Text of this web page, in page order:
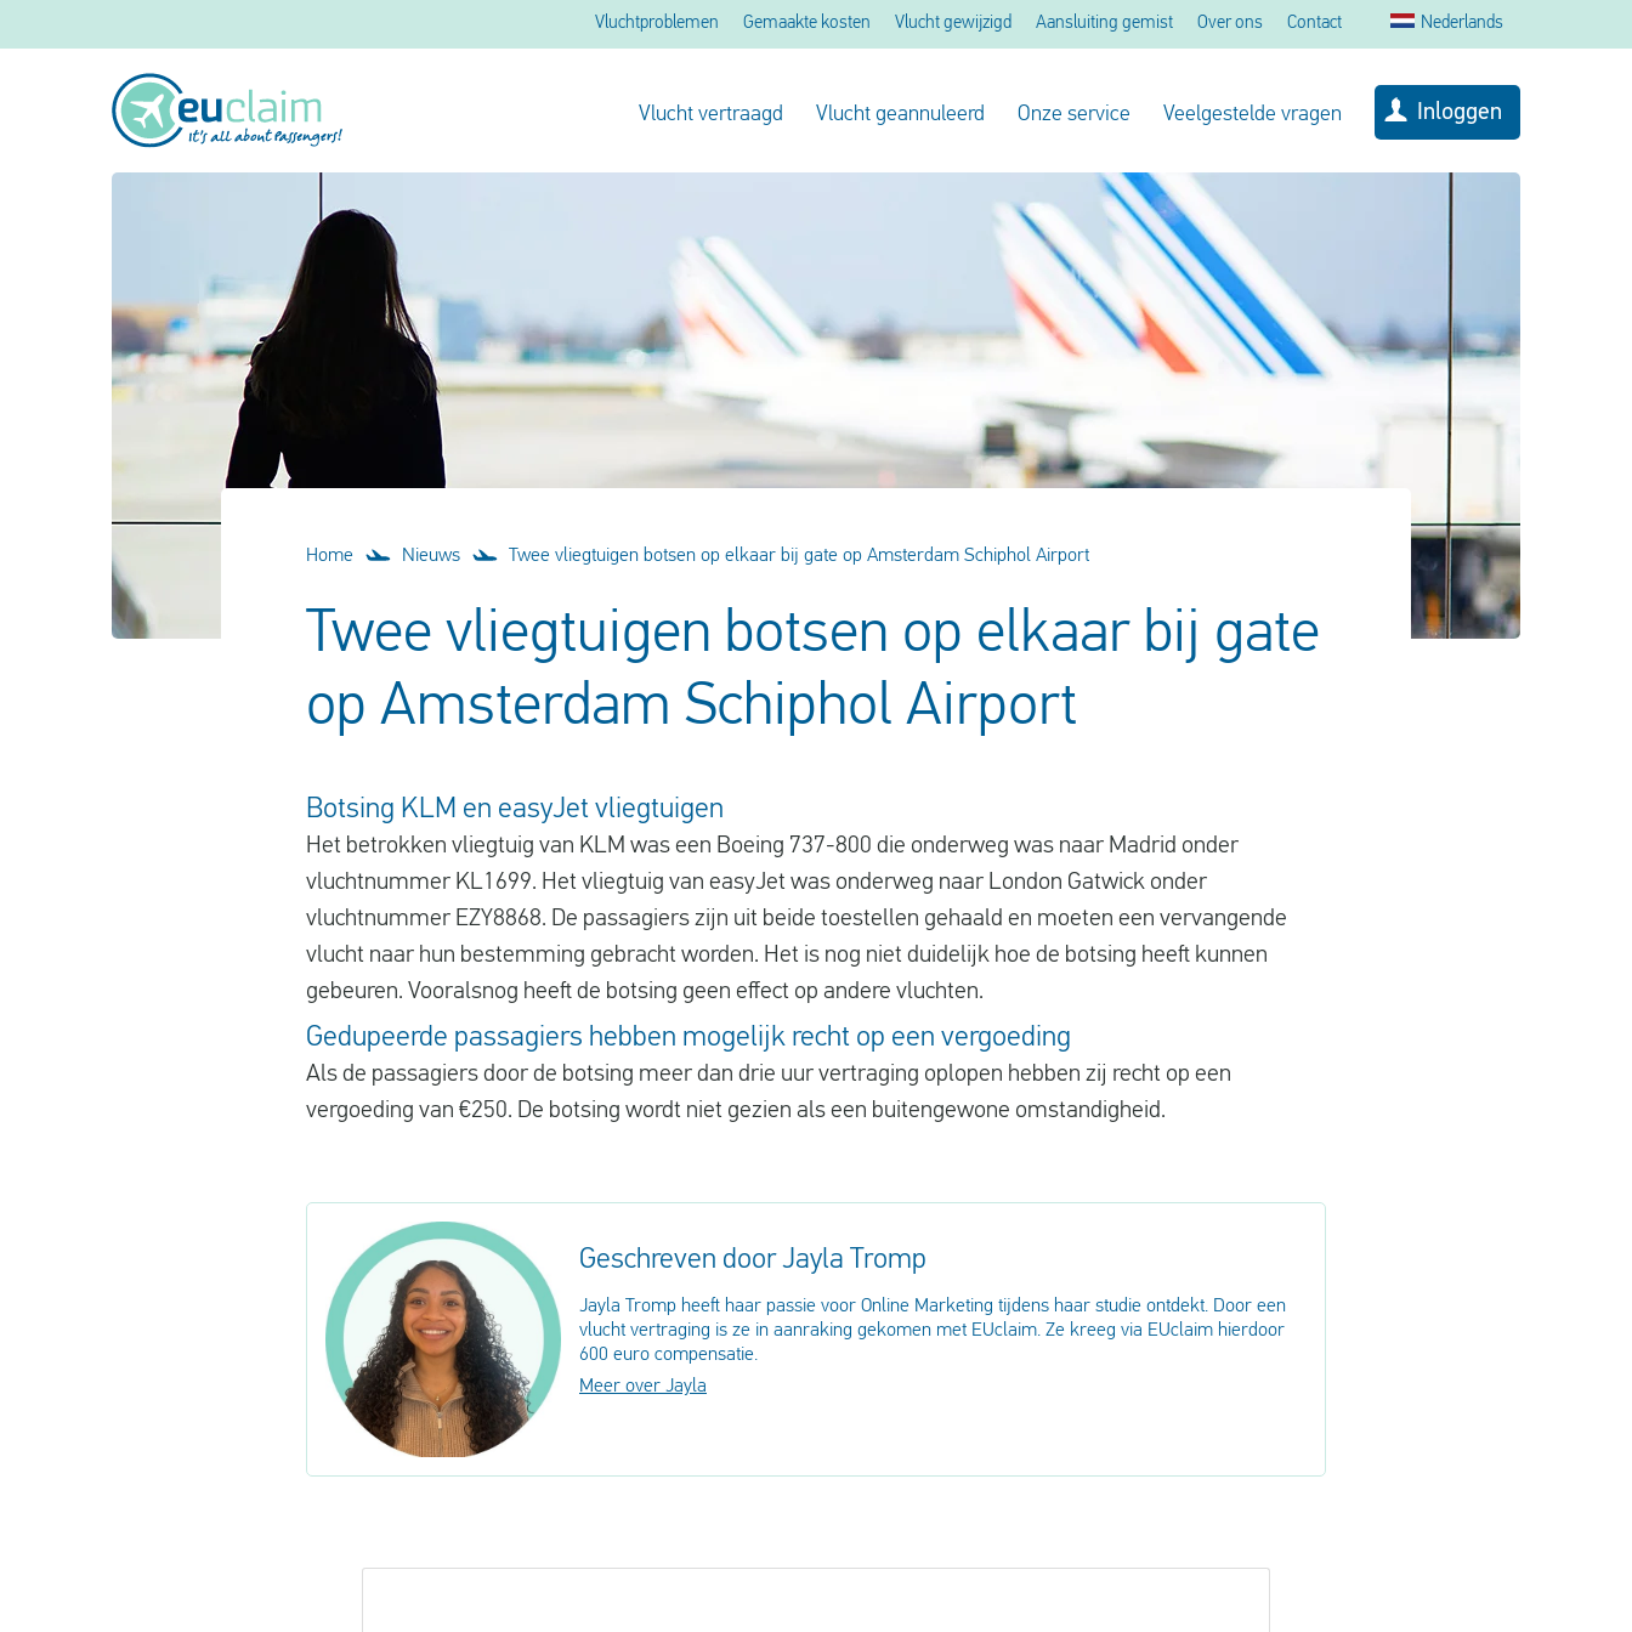
Vluchtproblemen Gemaakte kosten Vlucht gewijzigd Aansluiting gemist Over ons Contact Nederlands
Vlucht vertraagd Vlucht geannuleerd Onze service Veelgestelde vragen Inloggen
Home Nieuws Twee vliegtuigen botsen op elkaar bij gate op Amsterdam Schiphol Airport
Twee vliegtuigen botsen op elkaar bij gate
op Amsterdam Schiphol Airport
Botsing KLM en easyJet vliegtuigen
Het betrokken vliegtuig van KLM was een Boeing 737-800 die onderweg was naar Madrid onder
vluchtnummer KL1699. Het vliegtuig van easyJet was onderweg naar London Gatwick onder
vluchtnummer EZY8868. De passagiers zijn uit beide toestellen gehaald en moeten een vervangende
vlucht naar hun bestemming gebracht worden. Het is nog niet duidelijk hoe de botsing heeft kunnen
gebeuren. Vooralsnog heeft de botsing geen effect op andere vluchten.
Gedupeerde passagiers hebben mogelijk recht op een vergoeding
Als de passagiers door de botsing meer dan drie uur vertraging oplopen hebben zij recht op een
vergoeding van €250. De botsing wordt niet gezien als een buitengewone omstandigheid.
Geschreven door Jayla Tromp
Jayla Tromp heeft haar passie voor Online Marketing tijdens haar studie ontdekt. Door een
vlucht vertraging is ze in aanraking gekomen met EUclaim. Ze kreeg via EUclaim hierdoor
600 euro compensatie.
Meer over Jayla